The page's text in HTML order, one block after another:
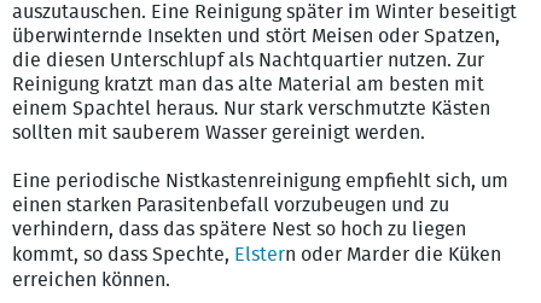
auszutauschen. Eine Reinigung später im Winter beseitigt
überwinternde Insekten und stört Meisen oder Spatzen,
die diesen Unterschlupf als Nachtquartier nutzen. Zur
Reinigung kratzt man das alte Material am besten mit
einem Spachtel heraus. Nur stark verschmutzte Kästen
sollten mit sauberem Wasser gereinigt werden.
Eine periodische Nistkastenreinigung empfiehlt sich, um
einen starken Parasitenbefall vorzubeugen und zu
verhindern, dass das spätere Nest so hoch zu liegen
kommt, so dass Spechte, Elstern oder Marder die Küken
erreichen können.